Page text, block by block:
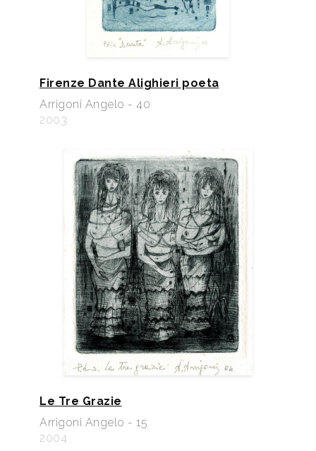
Firenze Dante Alighieri poeta
Arrigoni Angelo - 40
2003
Le Tre Grazie
Arrigoni Angelo - 15
2004